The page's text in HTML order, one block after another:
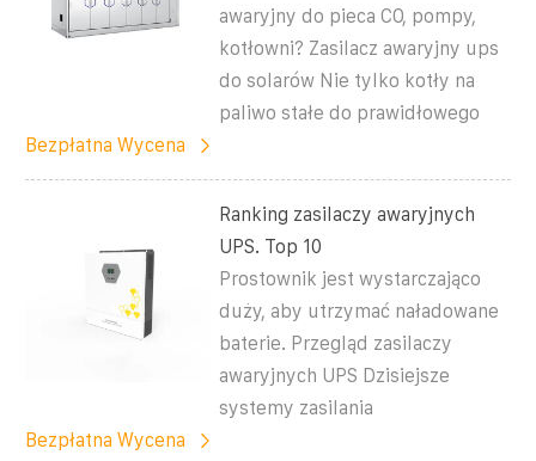
awaryjny do pieca CO, pompy,
kotłowni? Zasilacz awaryjny ups
do solarów Nie tylko kotły na
paliwo stałe do prawidłowego
Bezpłatna Wycena
Ranking zasilaczy awaryjnych
UPS. Top 10
Prostownik jest wystarczająco
duży, aby utrzymać naładowane
baterie. Przegląd zasilaczy
awaryjnych UPS Dzisiejsze
systemy zasilania
Bezpłatna Wycena